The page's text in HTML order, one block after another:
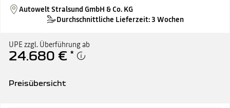
Autowelt Stralsund GmbH & Co. KG
Durchschnittliche Lieferzeit: 3 Wochen
UPE zzgl. Überführung ab
24.680 € *
Preisübersicht